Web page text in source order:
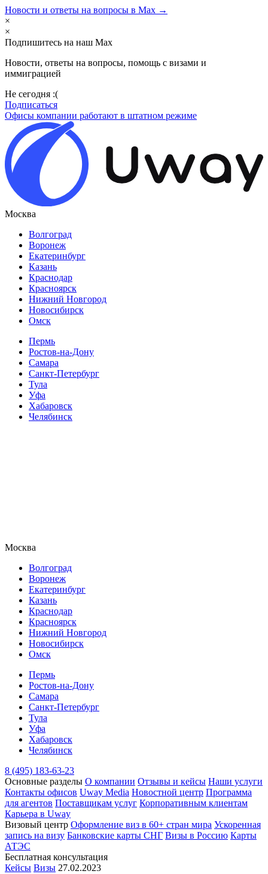
Новости и ответы на вопросы в Max →
×
×
Подпишитесь на наш Max
Новости, ответы на вопросы, помощь с визами и
иммиграцией
Не сегодня :(
Подписаться
Офисы компании работают в штатном режиме
Москва
Волгоград
Воронеж
Екатеринбург
Казань
Краснодар
Красноярск
Нижний Новгород
Новосибирск
Омск
Пермь
Ростов-на-Дону
Самара
Санкт-Петербург
Тула
Уфа
Хабаровск
Челябинск
Москва
Волгоград
Воронеж
Екатеринбург
Казань
Краснодар
Красноярск
Нижний Новгород
Новосибирск
Омск
Пермь
Ростов-на-Дону
Самара
Санкт-Петербург
Тула
Уфа
Хабаровск
Челябинск
8 (495) 183-63-23
Основные разделы О компании Отзывы и кейсы Наши услуги
Контакты офисов Uway Media Новостной центр Программа
для агентов Поставщикам услуг Корпоративным клиентам
Карьера в Uway
Визовый центр Оформление виз в 60+ стран мира Ускоренная
запись на визу Банковские карты СНГ Визы в Россию Карты
АТЭС
Бесплатная консультация
Кейсы Визы 27.02.2023